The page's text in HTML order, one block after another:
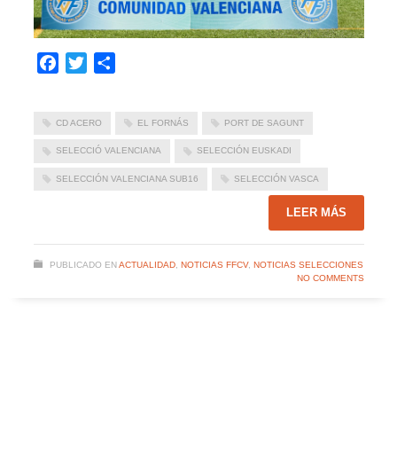
Facebook
Twitter
CD ACERO EL FORNÁS PORT DE SAGUNT
SELECCIÓ VALENCIANA SELECCIÓN EUSKADI
SELECCIÓN VALENCIANA SUB16 SELECCIÓN VASCA
LEER MÁS
PUBLICADO EN ACTUALIDAD, NOTICIAS FFCV, NOTICIAS SELECCIONES
NO COMMENTS